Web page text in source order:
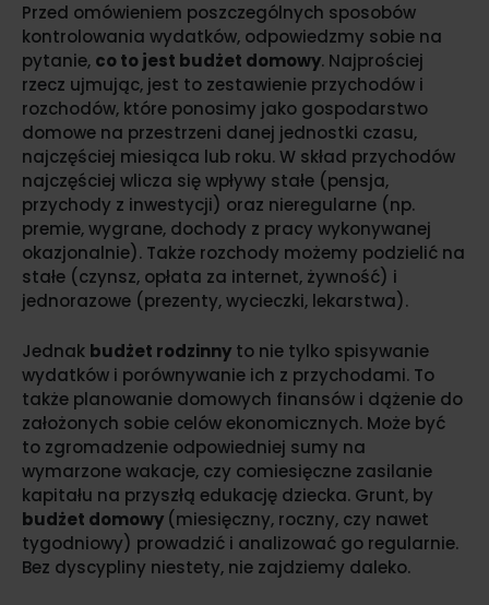
Przed omówieniem poszczególnych sposobów
kontrolowania wydatków, odpowiedzmy sobie na
pytanie, co to jest budżet domowy. Najprościej
rzecz ujmując, jest to zestawienie przychodów i
rozchodów, które ponosimy jako gospodarstwo
domowe na przestrzeni danej jednostki czasu,
najczęściej miesiąca lub roku. W skład przychodów
najczęściej wlicza się wpływy stałe (pensja,
przychody z inwestycji) oraz nieregularne (np.
premie, wygrane, dochody z pracy wykonywanej
okazjonalnie). Także rozchody możemy podzielić na
stałe (czynsz, opłata za internet, żywność) i
jednorazowe (prezenty, wycieczki, lekarstwa).
Jednak budżet rodzinny to nie tylko spisywanie
wydatków i porównywanie ich z przychodami. To
także planowanie domowych finansów i dążenie do
założonych sobie celów ekonomicznych. Może być
to zgromadzenie odpowiedniej sumy na
wymarzone wakacje, czy comiesięczne zasilanie
kapitału na przyszłą edukację dziecka. Grunt, by
budżet domowy (miesięczny, roczny, czy nawet
tygodniowy) prowadzić i analizować go regularnie.
Bez dyscypliny niestety, nie zajdziemy daleko.